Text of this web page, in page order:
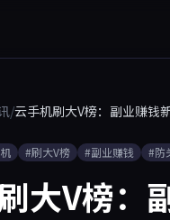
/云手机刷大V榜：副业赚钱
#刷大V榜 #副业赚钱 #防
大V榜：